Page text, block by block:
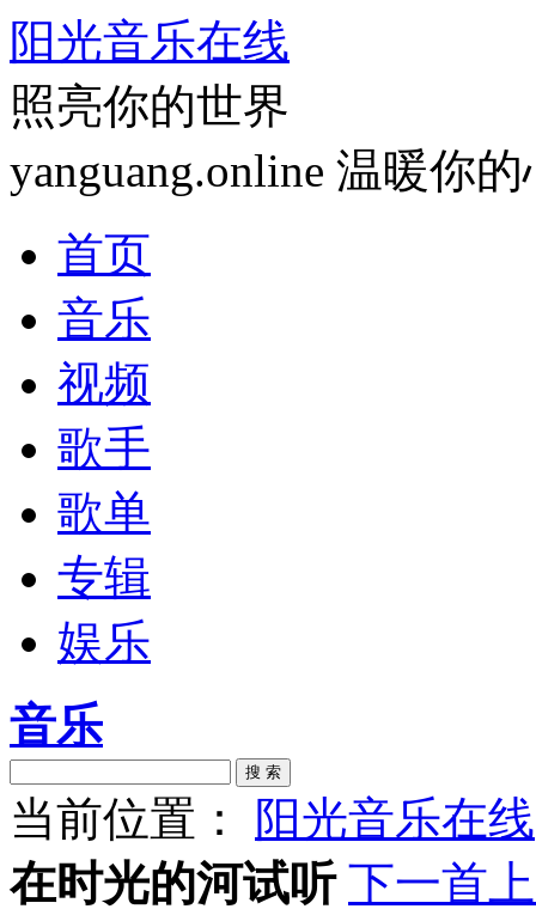
阳光音乐在线
照亮你的世界
yanguang.online 温暖你的
首页
音乐
视频
歌手
歌单
专辑
娱乐
音乐
搜 索
当前位置： 阳光音乐在线
在时光的河试听 下一首